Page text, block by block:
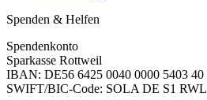
Spenden & Helfen
Spendenkonto
Sparkasse Rottweil
IBAN: DE56 6425 0040 0000 5403 40
SWIFT/BIC-Code: SOLA DE S1 RWL